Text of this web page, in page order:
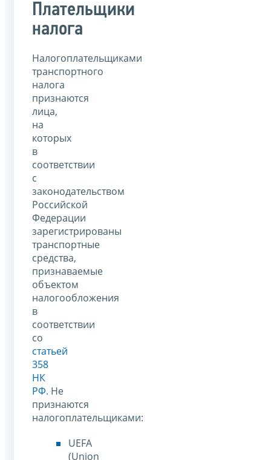
Плательщики
налога
Налогоплательщиками
транспортного
налога
признаются
лица,
на
которых
в
соответствии
с
законодательством
Российской
Федерации
зарегистрированы
транспортные
средства,
признаваемые
объектом
налогообложения
в
соответствии
со
статьей
358
НК
РФ. Не
признаются
налогоплательщиками:
UEFA
(Union